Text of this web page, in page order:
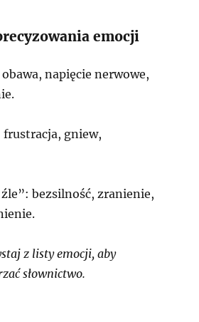
emocji
napięcie nerwowe,
frustracja, gniew,
bezsilność, zranienie,
z listy emocji, aby
słownictwo.